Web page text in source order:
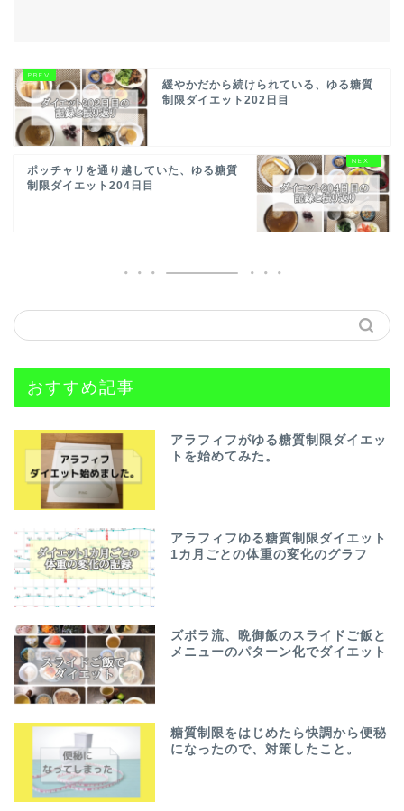
緩やかだから続けられている、ゆる糖質
制限ダイエット202日目
ポッチャリを通り越していた、ゆる糖質
制限ダイエット204日目
おすすめ記事
アラフィフがゆる糖質制限ダイエッ
トを始めてみた。
アラフィフゆる糖質制限ダイエット
1カ月ごとの体重の変化のグラフ
ズボラ流、晩御飯のスライドご飯と
メニューのパターン化でダイエット
糖質制限をはじめたら快調から便秘
になったので、対策したこと。